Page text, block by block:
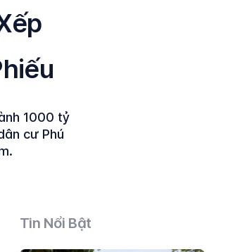
1000 tỷ
cư Phú
Tin Nổi Bật